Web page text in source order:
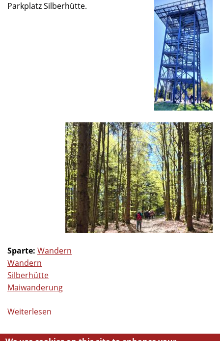
Parkplatz Silberhütte.
Sparte: Wandern
Wandern
Silberhütte
Maiwanderung
Weiterlesen
am